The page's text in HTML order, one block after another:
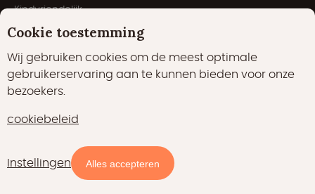
Beschikbaarheid en prijzen
Kindvriendelijk
Met zwembad
Romantische glamping
5 sterren camping
Winterglamping
Cookie toestemming
Wij gebruiken cookies om de meest optimale
gebruikerservaring aan te kunnen bieden voor onze
bezoekers.
cookiebeleid
Instellingen Alles accepteren